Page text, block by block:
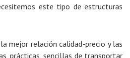
este tipo de estructuras
mejor relación calidad-precio y las
prácticas, sencillas de transportar